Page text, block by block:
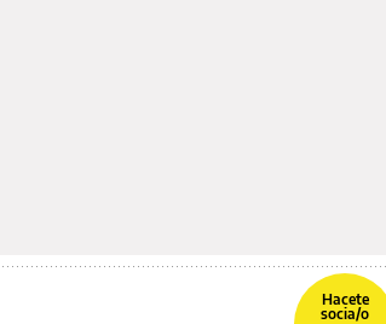
Hacete
socia/o